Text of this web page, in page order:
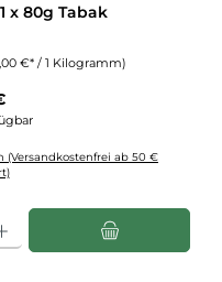
x 80g Tabak
€* / 1 Kilogramm)
Preis:
(Versandkostenfrei ab 50 €
ein oder benutze die Schaltflächen